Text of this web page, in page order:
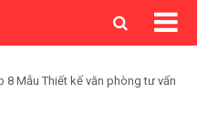
8 Mẫu Thiết kế văn phòng tư vấn